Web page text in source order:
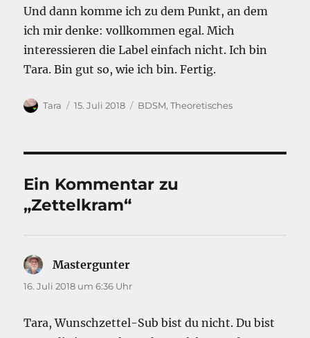
Und dann komme ich zu dem Punkt, an dem
ich mir denke: vollkommen egal. Mich
interessieren die Label einfach nicht. Ich bin
Tara. Bin gut so, wie ich bin. Fertig.
Autor
Tara
Veröffentlicht
15. Juli 2018 Kategorien
BDSM,Theoretisches
Ein Kommentar zu
„Zettelkram“
Mastergunter
16. Juli 2018 um 6:36 Uhr
Tara, Wunschzettel-Sub bist du nicht. Du bist